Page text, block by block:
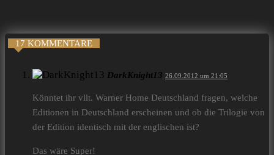
17 KOMMENTARE
DarkKnight13 26.09.2012 um 21:05
Könntet ihr vllt. Warner Home Deutschland fragen, welche
Editionen in Deutschland erscheinen und ob die Trilogie von
der Edition identisch mit der englischen ist?
Das wäre Super!